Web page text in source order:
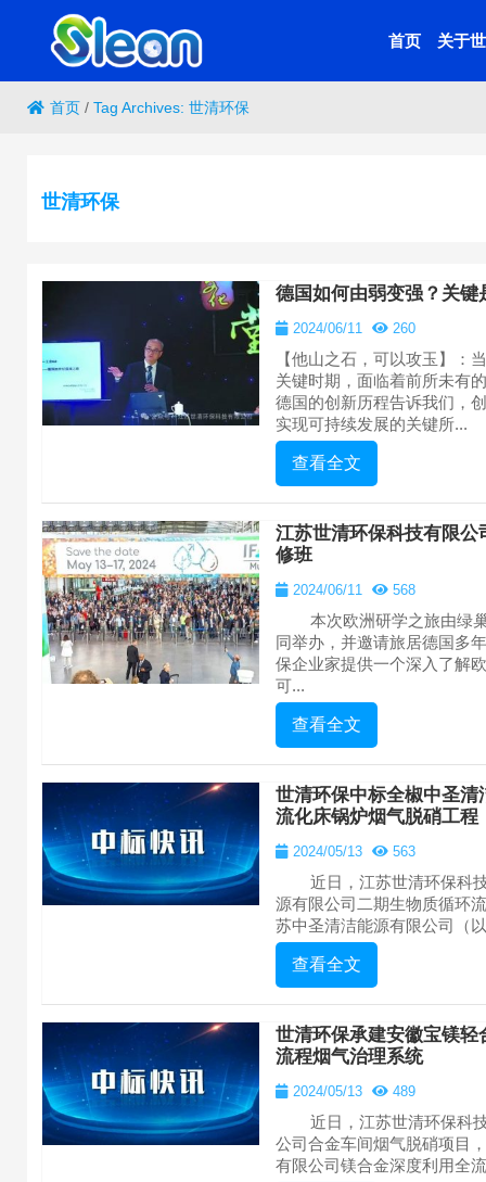
首页 关于
首页/ Tag Archives: 世清环保
世清环保
德国如何由弱变强？关键
2024/06/11 260
【他山之石，可以攻玉】：
关键时期，面临着前所未有
德国的创新历程告诉我们，
实现可持续发展的关键所...
查看全文
江苏世清环保科技有限
修班
2024/06/11 568
本次欧洲研学之旅由绿巢
同举办，并邀请旅居德国多
保企业家提供一个深入了解
可...
查看全文
世清环保中标全椒中圣
流化床锅炉烟气脱硝工程
2024/05/13 563
近日，江苏世清环保科技
源有限公司二期生物质循环
苏中圣清洁能源有限公司（
查看全文
世清环保承建安徽宝镁
流程烟气治理系统
2024/05/13 489
近日，江苏世清环保科技
公司合金车间烟气脱硝项目
有限公司镁合金深度利用全